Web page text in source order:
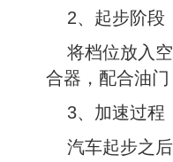
2、起步阶段
将档位放入
合器，配合油
3、加速过程
汽车起步之